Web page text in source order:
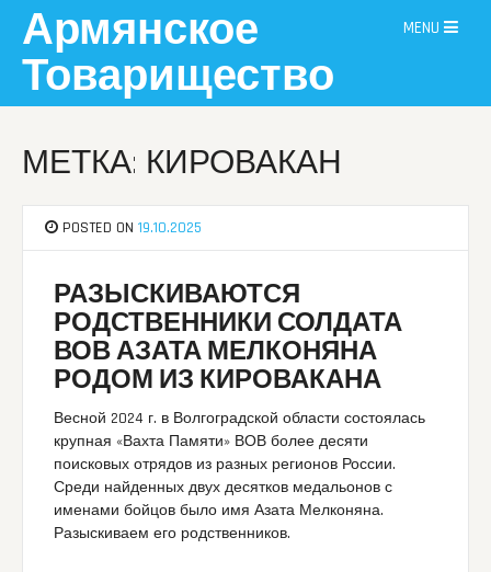
content
Армянское
Товарищество
MENU
МЕТКА: КИРОВАКАН
POSTED ON19.10.2025
РАЗЫСКИВАЮТСЯ
РОДСТВЕННИКИ СОЛДАТА
ВОВ АЗАТА МЕЛКОНЯНА
РОДОМ ИЗ КИРОВАКАНА
Весной 2024 г. в Волгоградской области состоялась
крупная «Вахта Памяти» ВОВ более десяти
поисковых отрядов из разных регионов России.
Среди найденных двух десятков медальонов с
именами бойцов было имя Азата Мелконяна.
Разыскиваем его родственников.